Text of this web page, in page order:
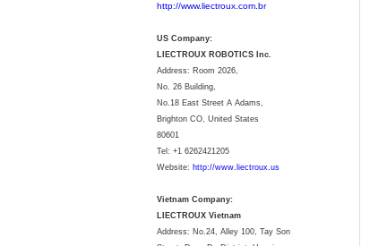
http://www.liectroux.com.br
US Company:
LIECTROUX ROBOTICS Inc.
Address: Room 2026,
No. 26 Building,
No.18 East Street A Adams,
Brighton CO, United States
80601
Tel: +1 6262421205
Website: http://www.liectroux.us
Vietnam Company:
LIECTROUX Vietnam
Address: No.24, Alley 100, Tay Son